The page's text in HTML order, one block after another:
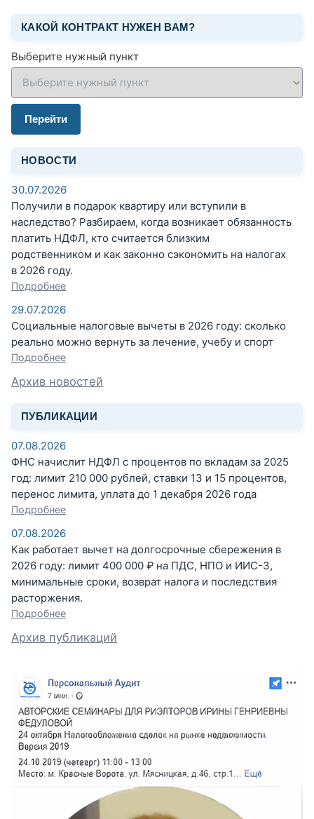
КАКОЙ КОНТРАКТ НУЖЕН ВАМ?
Выберите нужный пункт
Перейти
НОВОСТИ
30.07.2026
Получили в подарок квартиру или вступили в
наследство? Разбираем, когда возникает обязанность
платить НДФЛ, кто считается близким
родственником и как законно сэкономить на налогах
в 2026 году.
Подробнее
29.07.2026
Социальные налоговые вычеты в 2026 году: сколько
реально можно вернуть за лечение, учебу и спорт
Подробнее
Архив новостей
ПУБЛИКАЦИИ
07.08.2026
ФНС начислит НДФЛ с процентов по вкладам за 2025
год: лимит 210 000 рублей, ставки 13 и 15 процентов,
перенос лимита, уплата до 1 декабря 2026 года
Подробнее
07.08.2026
Как работает вычет на долгосрочные сбережения в
2026 году: лимит 400 000 ₽ на ПДС, НПО и ИИС-3,
минимальные сроки, возврат налога и последствия
расторжения.
Подробнее
Архив публикаций